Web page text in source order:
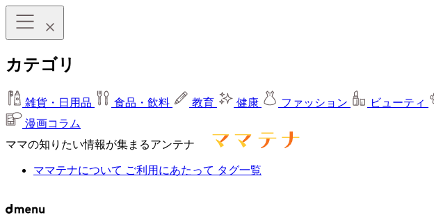
カテゴリ
雑貨・日用品 食品・飲料 教育 健康 ファッション ビューティ
漫画コラム
ママの知りたい情報が集まるアンテナ
ママテナについて ご利用にあたって タグ一覧